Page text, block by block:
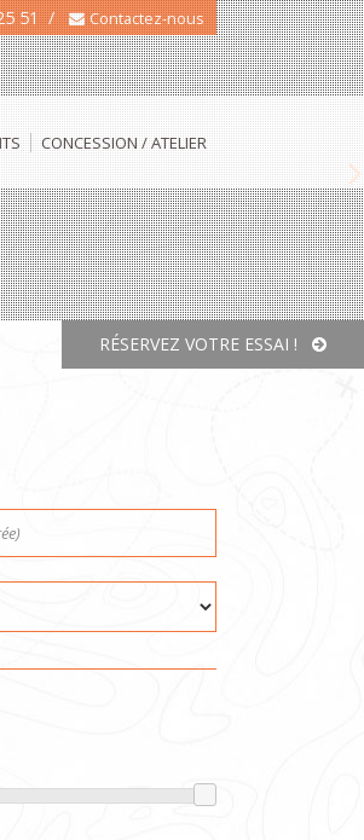
51 / Contactez-nous
CONCESSION / ATELIER
RÉSERVEZ VOTRE ESSAI !